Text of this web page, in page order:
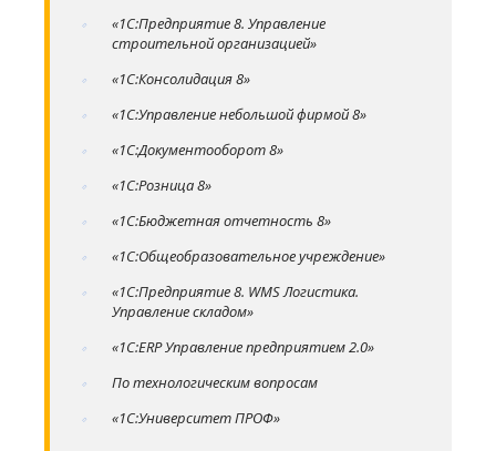
«1С:Предприятие 8. Управление
строительной организацией»
«1С:Консолидация 8»
«1С:Управление небольшой фирмой 8»
«1С:Документооборот 8»
«1С:Розница 8»
«1С:Бюджетная отчетность 8»
«1С:Общеобразовательное учреждение»
«1С:Предприятие 8. WMS Логистика.
Управление складом»
«1С:ERP Управление предприятием 2.0»
По технологическим вопросам
«1С:Университет ПРОФ»